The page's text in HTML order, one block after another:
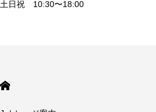
土日祝 10:30〜18:00